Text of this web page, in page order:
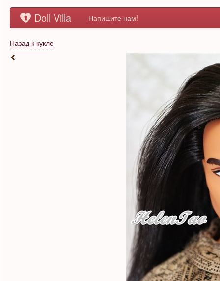
Doll Villa Напишите нам!
Назад к кукле